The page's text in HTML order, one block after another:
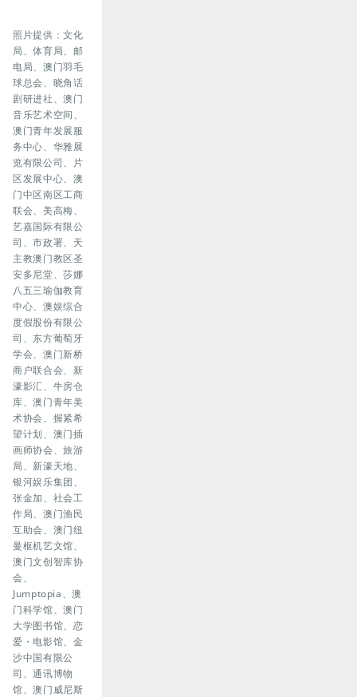
照片提供：文化
局、体育局、邮
电局、澳门羽毛
球总会、晓角话
剧研进社、澳门
音乐艺术空间、
澳门青年发展服
务中心、华雅展
览有限公司、片
区发展中心、澳
门中区南区工商
联会、美高梅、
艺嘉国际有限公
司、市政署、天
主教澳门教区圣
安多尼堂、莎娜
八五三瑜伽教育
中心、澳娱综合
度假股份有限公
司、东方葡萄牙
学会、澳门新桥
商户联合会、新
濠影汇、牛房仓
库、澳门青年美
术协会、握紧希
望计划、澳门插
画师协会、旅游
局、新濠天地、
银河娱乐集团、
张金加、社会工
作局、澳门渔民
互助会、澳门纽
曼枢机艺文馆、
澳门文创智库协
会、
Jumptopia、澳
门科学馆、澳门
大学图书馆、恋
爱・电影馆、金
沙中国有限公
司、通讯博物
馆、澳门威尼斯